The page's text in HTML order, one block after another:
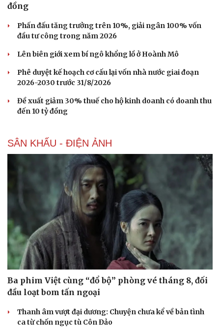
Tư vấn
check-in
Câu chuyện thời sự
Đọc truyện đêm khuya
Cửa sổ tình yêu
Hạt giống tâm hồn
đồng
Phấn đấu tăng trưởng trên 10%, giải ngân 100% vốn
đầu tư công trong năm 2026
Lên biên giới xem bí ngô khổng lồ ở Hoành Mô
Phê duyệt kế hoạch cơ cấu lại vốn nhà nước giai đoạn
2026-2030 trước 31/8/2026
Đề xuất giảm 30% thuế cho hộ kinh doanh có doanh thu
đến 10 tỷ đồng
SÂN KHẤU - ĐIỆN ẢNH
Ba phim Việt cùng “đổ bộ” phòng vé tháng 8, đối
đầu loạt bom tấn ngoại
Thanh âm vượt đại dương: Chuyện chưa kể về bản tình
ca từ chốn ngục tù Côn Đảo